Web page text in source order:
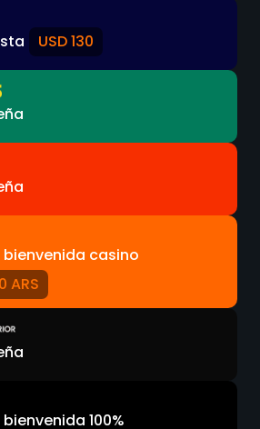
USD 130
bienvenida casino
ARS
100%